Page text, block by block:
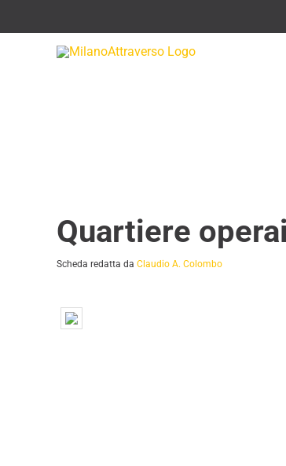
Quartiere
Scheda redatta da Claudio A. Colombo